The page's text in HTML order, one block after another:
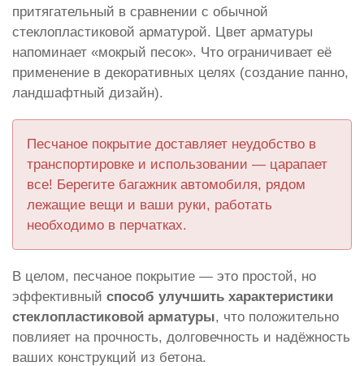
притягательный в сравнении с обычной
стеклопластиковой арматурой. Цвет арматуры
напоминает «мокрый песок». Что ограничивает её
применение в декоративных целях (создание панно,
ландшафтный дизайн).
Песчаное покрытие доставляет неудобство в
транспортировке и использовании — царапает
все! Берегите багажник автомобиля, рядом
лежащие вещи и ваши руки, работать
необходимо в перчатках.
В целом, песчаное покрытие — это простой, но
эффективный способ улучшить характеристики
стеклопластиковой арматуры, что положительно
повлияет на прочность, долговечность и надёжность
ваших конструкций из бетона.